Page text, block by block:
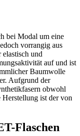
bei Modal um eine
vorrangig aus
und
auf und ist
Baumwolle
Aufgrund der
obwohl
ist der von
Flaschen